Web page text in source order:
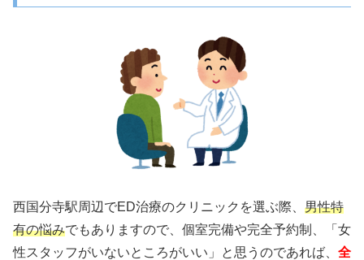
西国分寺駅周辺でED治療のクリニックを選ぶ際、 男性特
有の悩みでもありますので、個室完備や完全予約制、「女
性スタッフがいないところがいい」と思うのであれば、 全